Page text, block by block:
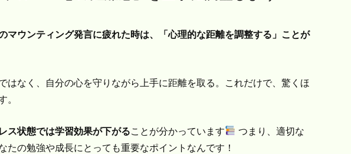
マウンティング発言に疲れた時は、「心理的な距離を調整する」ことが
はなく、自分の心を守りながら上手に距離を取る。これだけで、驚くほ
。
ス状態では学習効果が下がることが分かっています
つまり、適切な
たの勉強や成長にとっても重要なポイントなんです！